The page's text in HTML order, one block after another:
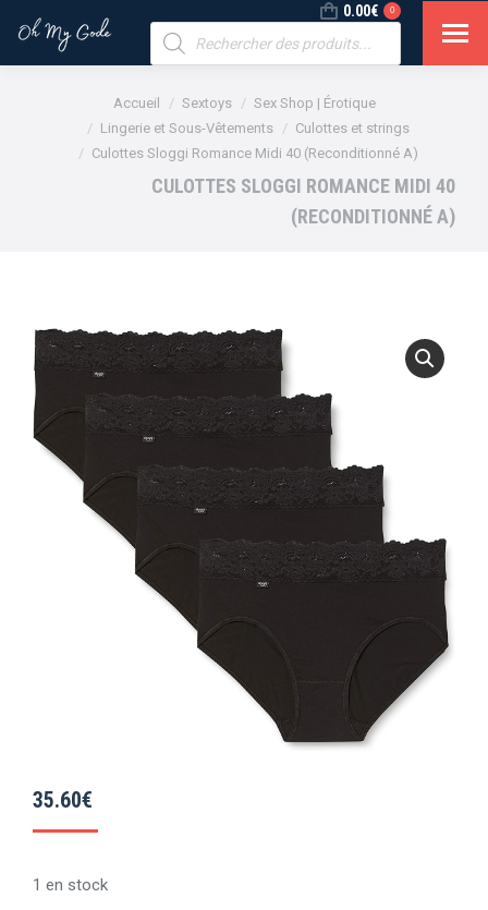
0.00€ 0
Recherche
de
produits
Vous êtes ici :Accueil Sextoys
Sex Shop | Érotique
Lingerie et Sous-Vêtements
Culottes et strings
Culottes Sloggi Romance Midi 40 (Reconditionné A)
CULOTTES SLOGGI ROMANCE MIDI 40
(RECONDITIONNÉ A)
35.60€
1 en stock